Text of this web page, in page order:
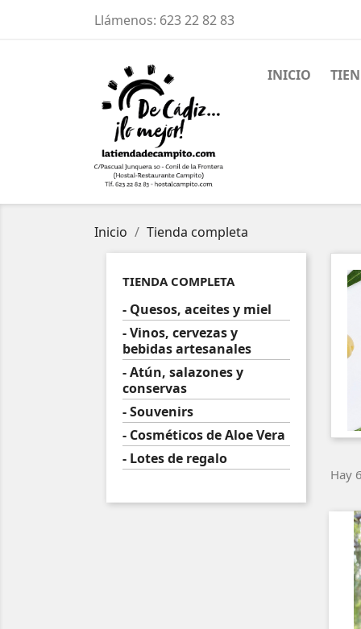
Llámenos: 623 22 82 83
INICIO
Inicio Tienda completa
TIENDA COMPLETA
- Quesos, aceites y miel
- Vinos, cervezas y
bebidas artesanales
- Atún, salazones y
conservas
- Souvenirs
- Cosméticos de Aloe Vera
- Lotes de regalo
Hay